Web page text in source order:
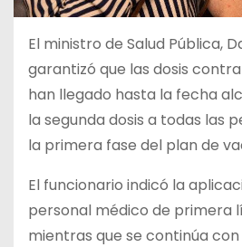
El ministro de Salud Pública,
garantizó que las dosis contra
han llegado hasta la fecha
la segunda dosis a todas las
la primera fase del plan de
El funcionario indicó la
personal médico de primera
mientras que se continúa